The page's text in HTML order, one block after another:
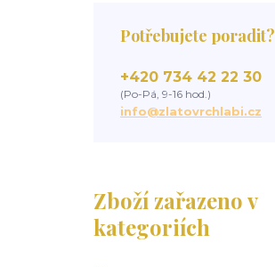
Zboží zařazeno v
kategoriích
Potřebujete poradit?
+420 734 42 22 30
(Po-Pá, 9-16 hod.)
info@zlatovrchlabi.cz